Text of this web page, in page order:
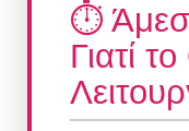
⏱️
Γιατί